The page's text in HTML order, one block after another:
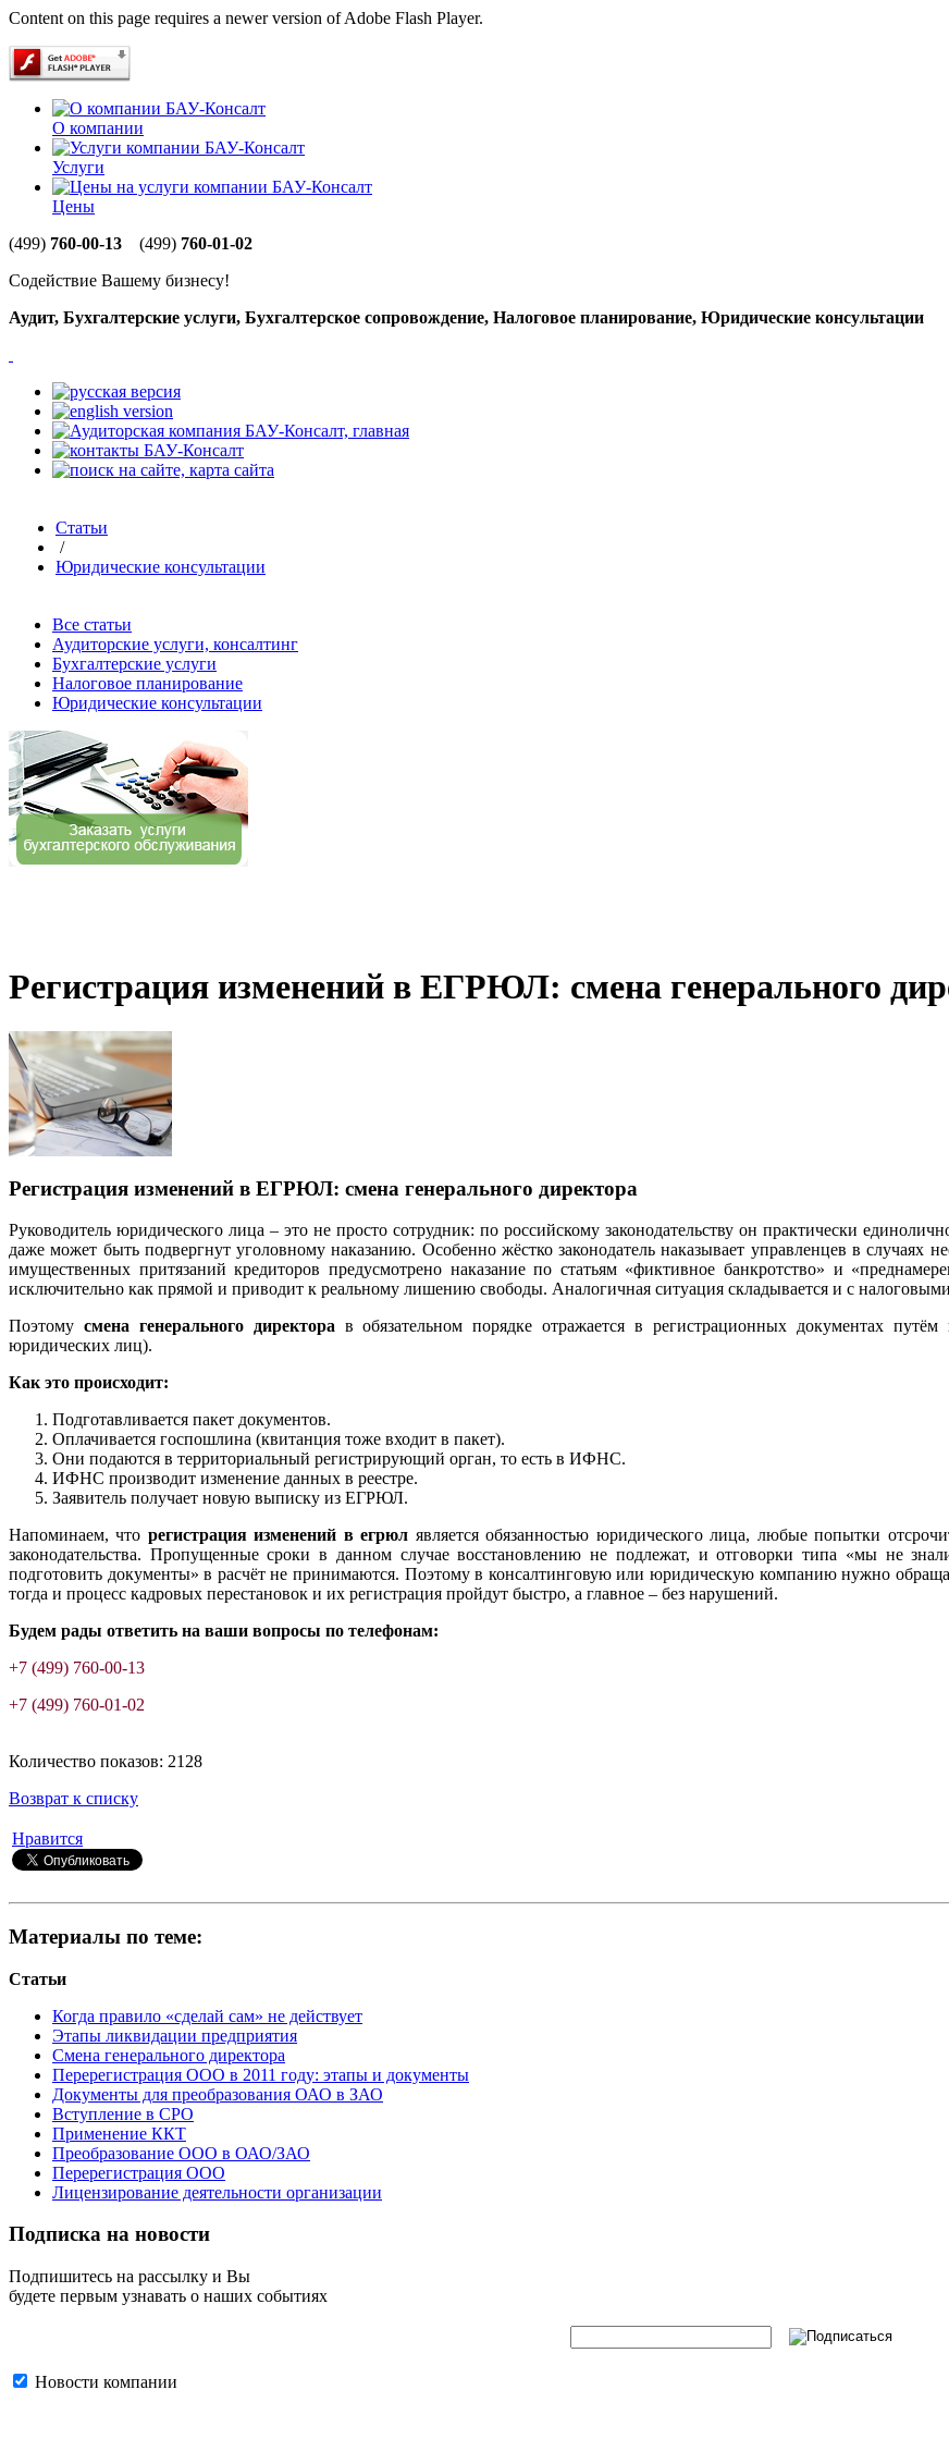
Content on this page requires a newer version of Adobe Flash Player.
О компании
Услуги
Цены
(499) 760-00-13 (499) 760-01-02
Содействие Вашему бизнесу!
Аудит, Бухгалтерские услуги, Бухгалтерское сопровождение, Налоговое планирование, Юридические консультации
Статьи
/
Юридические консультации
Все статьи
Аудиторские услуги, консалтинг
Бухгалтерские услуги
Налоговое планирование
Юридические консультации
Регистрация изменений в ЕГРЮЛ: смена генерального
Регистрация изменений в ЕГРЮЛ: смена генерального директора
Руководитель юридического лица – это не просто сотрудник: по российскому законодательству он практически
даже может быть подвергнут уголовному наказанию. Особенно жёстко законодатель наказывает управленцев в случаях
имущественных притязаний кредиторов предусмотрено наказание по статьям «фиктивное банкротство» и
исключительно как прямой и приводит к реальному лишению свободы. Аналогичная ситуация складывается и с
Поэтому смена генерального директора в обязательном порядке отражается в регистрационных документах
юридических лиц).
Как это происходит:
Подготавливается пакет документов.
Оплачивается госпошлина (квитанция тоже входит в пакет).
Они подаются в территориальный регистрирующий орган, то есть в ИФНС.
ИФНС производит изменение данных в реестре.
Заявитель получает новую выписку из ЕГРЮЛ.
Напоминаем, что регистрация изменений в егрюл является обязанностью юридического лица, любые попытки
законодательства. Пропущенные сроки в данном случае восстановлению не подлежат, и отговорки типа «мы не
подготовить документы» в расчёт не принимаются. Поэтому в консалтинговую или юридическую компанию нужно
тогда и процесс кадровых перестановок и их регистрация пройдут быстро, а главное – без нарушений.
Будем рады ответить на ваши вопросы по телефонам:
+7 (499) 760-00-13
+7 (499) 760-01-02
Количество показов: 2128
Возврат к списку
Нравится
Материалы по теме:
Статьи
Когда правило «сделай сам» не действует
Этапы ликвидации предприятия
Cмена генерального директора
Перерегистрация ООО в 2011 году: этапы и документы
Документы для преобразования ОАО в ЗАО
Вступление в СРО
Применение ККТ
Преобразование ООО в ОАО/ЗАО
Перерегистрация ООО
Лицензирование деятельности организации
Подписка на новости
Подпишитесь на рассылку и Вы
будете первым узнавать о наших событиях
Новости компании